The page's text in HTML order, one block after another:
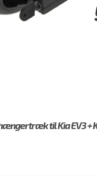
til Kia EV3 +